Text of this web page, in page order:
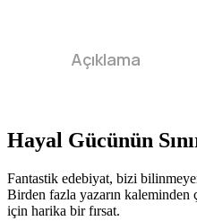
Açıklama
Hayal Gücünün
Fantastik edebiyat, bizi
Birden fazla yazarın kaleminden
için harika bir fırsat.